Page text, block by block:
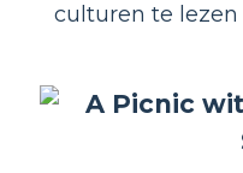
culturen te lezen